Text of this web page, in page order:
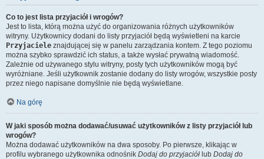
Co to jest lista przyjaciół i wrogów?
Jest to lista, którą można użyć do organizowania różnych użytkowników
witryny. Użytkownicy dodani do listy przyjaciół będą wyświetleni na karcie
Przyjaciele znajdującej się w panelu zarządzania kontem. Z tego poziomu
można szybko sprawdzić ich status, a także wysłać prywatną wiadomość.
Zależnie od używanego stylu witryny, posty tych użytkowników mogą być
wyróżniane. Jeśli użytkownik zostanie dodany do listy wrogów, wszystkie posty
przez niego napisane domyślnie nie będą wyświetlane.
Na górę
W jaki sposób można dodawać/usuwać użytkowników z listy przyjaciół lub
wrogów?
Można dodawać użytkowników na dwa sposoby. Po pierwsze, klikając w
profilu wybranego użytkownika odnośnik Dodaj do przyjaciół lub Dodaj do